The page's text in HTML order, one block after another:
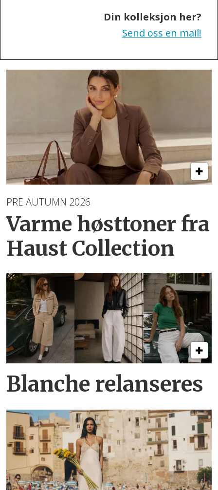
Din kolleksjon her?
Send oss en mail!
PRE AUTUMN 2026
Varme høsttoner fra
Haust Collection
Blanche relanseres